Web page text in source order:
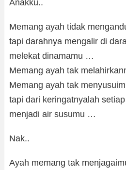
Anakku..
Memang ayah tidak
tapi darahnya mengalir di
melekat dinamamu …
Memang ayah tak
Memang ayah tak
tapi dari keringatnyalah
menjadi air susumu …
Nak..
Ayah memang tak